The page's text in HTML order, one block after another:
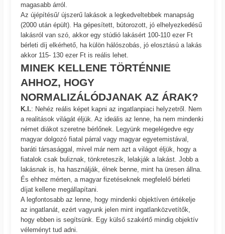
magasabb árról.
Az újépítésű/ újszerű lakások a legkedveltebbek manapság
(2000 után épült). Ha gépesített, bútorozott, jó elhelyezkedésű
lakásról van szó, akkor egy stúdió lakásért 100-110 ezer Ft
bérleti díj elkérhető, ha külön hálószobás, jó elosztású a lakás
akkor 115- 130 ezer Ft is reális lehet.
MINEK KELLENE TÖRTÉNNIE
AHHOZ, HOGY
NORMALIZÁLÓDJANAK AZ ÁRAK?
K.I.: Nehéz reális képet kapni az ingatlanpiaci helyzetről. Nem
a realitások világát éljük. Az ideális az lenne, ha nem mindenki
német diákot szeretne bérlőnek. Legyünk megelégedve egy
magyar dolgozó fiatal párral vagy magyar egyetemistával,
baráti társasággal, mivel már nem azt a világot éljük, hogy a
fiatalok csak buliznak, tönkreteszik, lelakják a lakást. Jobb a
lakásnak is, ha használják, élnek benne, mint ha üresen állna.
És ehhez mérten, a magyar fizetéseknek megfelelő bérleti
díjat kellene megállapítani.
A legfontosabb az lenne, hogy mindenki objektíven értékelje
az ingatlanát, ezért vagyunk jelen mint ingatlanközvetítők,
hogy ebben is segítsünk. Egy külső szakértő mindig objektív
véleményt tud adni.